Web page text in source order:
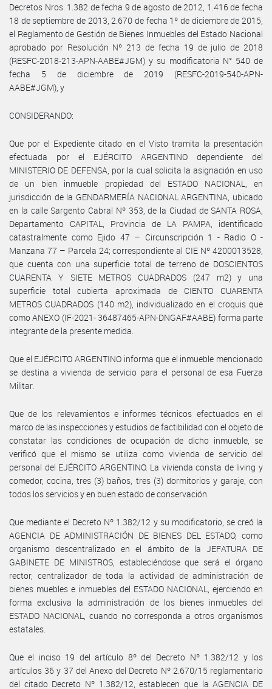
Decretos Nros. 1.382 de fecha 9 de agosto de 2012, 1.416 de fecha
18 de septiembre de 2013, 2.670 de fecha 1º de diciembre de 2015,
el Reglamento de Gestión de Bienes Inmuebles del Estado Nacional
aprobado por Resolución Nº 213 de fecha 19 de julio de 2018
(RESFC-2018-213-APN-AABE#JGM) y su modificatoria N° 540 de
fecha 5 de diciembre de 2019 (RESFC-2019-540-APN-
AABE#JGM), y
CONSIDERANDO:
Que por el Expediente citado en el Visto tramita la presentación
efectuada por el EJÉRCITO ARGENTINO dependiente del
MINISTERIO DE DEFENSA, por la cual solicita la asignación en uso
de un bien inmueble propiedad del ESTADO NACIONAL, en
jurisdicción de la GENDARMERÍA NACIONAL ARGENTINA, ubicado
en la calle Sargento Cabral Nº 353, de la Ciudad de SANTA ROSA,
Departamento CAPITAL, Provincia de LA PAMPA, identificado
catastralmente como Ejido 47 – Circunscripción 1 - Radio O -
Manzana 77 – Parcela 24; correspondiente al CIE Nº 4200013528,
que cuenta con una superficie total de terreno de DOSCIENTOS
CUARENTA Y SIETE METROS CUADRADOS (247 m2) y una
superficie total cubierta aproximada de CIENTO CUARENTA
METROS CUADRADOS (140 m2), individualizado en el croquis que
como ANEXO (IF-2021- 36487465-APN-DNGAF#AABE) forma parte
integrante de la presente medida.
Que el EJÉRCITO ARGENTINO informa que el inmueble mencionado
se destina a vivienda de servicio para el personal de esa Fuerza
Militar.
Que de los relevamientos e informes técnicos efectuados en el
marco de las inspecciones y estudios de factibilidad con el objeto de
constatar las condiciones de ocupación de dicho inmueble, se
verificó que el mismo se utiliza como vivienda de servicio del
personal del EJÉRCITO ARGENTINO. La vivienda consta de living y
comedor, cocina, tres (3) baños, tres (3) dormitorios y garaje, con
todos los servicios y en buen estado de conservación.
Que mediante el Decreto Nº 1.382/12 y su modificatorio, se creó la
AGENCIA DE ADMINISTRACIÓN DE BIENES DEL ESTADO, como
organismo descentralizado en el ámbito de la JEFATURA DE
GABINETE DE MINISTROS, estableciéndose que será el órgano
rector, centralizador de toda la actividad de administración de
bienes muebles e inmuebles del ESTADO NACIONAL, ejerciendo en
forma exclusiva la administración de los bienes inmuebles del
ESTADO NACIONAL, cuando no corresponda a otros organismos
estatales.
Que el inciso 19 del artículo 8º del Decreto Nº 1.382/12 y los
artículos 36 y 37 del Anexo del Decreto Nº 2.670/15 reglamentario
del citado Decreto Nº 1.382/12, establecen que la AGENCIA DE